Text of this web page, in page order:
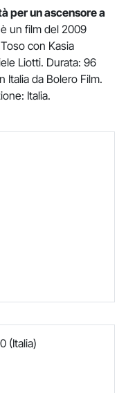
per un ascensore a
un film del 2009
con Kasia
Liotti. Durata: 96
Italia da Bolero Film.
Italia.
(Italia)